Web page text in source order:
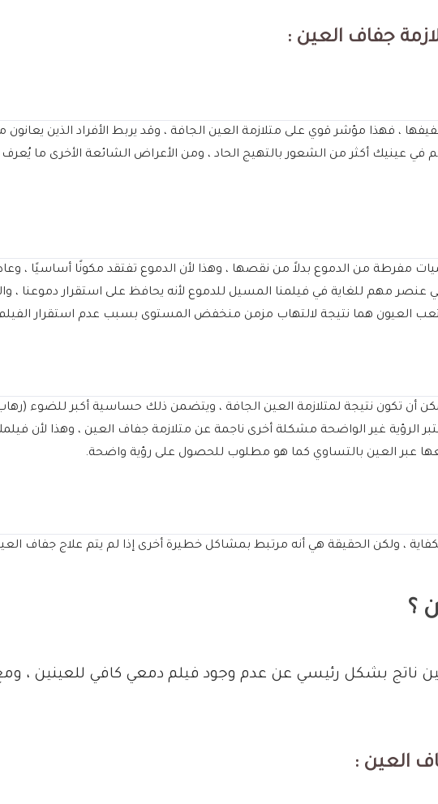
جفاف العين :
، فهذا مؤشر قوي على متلازمة العين الجافة ، وقد يربط الأفراد الذين
في عينيك أكثر من الشعور بالتهيج الحاد ، ومن الأعراض الشائعة الأخرى ما
من الدموع بدلاً من نقصها ، وهذا لأن الدموع تفتقد مكونًا أساسيًا ، وعادةً
مهم للغاية في فيلمنا المسيل للدموع لأنه يحافظ على استقرار دموعنا ،
العيون هما نتيجة لالتهاب مزمن منخفض المستوى بسبب عدم استقرار
أن تكون نتيجة لمتلازمة العين الجافة ، ويتضمن ذلك حساسية أكبر للضوء (رهاب
الرؤية غير الواضحة مشكلة أخرى ناجمة عن متلازمة جفاف العين ، وهذا لأن
عبر العين بالتساوي كما هو مطلوب للحصول على رؤية واضحة.
، ولكن الحقيقة هي أنه مرتبط بمشاكل خطيرة أخرى إذا لم يتم علاج جفاف
؟
ناتج بشكل رئيسي عن عدم وجود فيلم دمعي كافي للعينين ،
العين :